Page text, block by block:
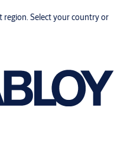
Select your country or